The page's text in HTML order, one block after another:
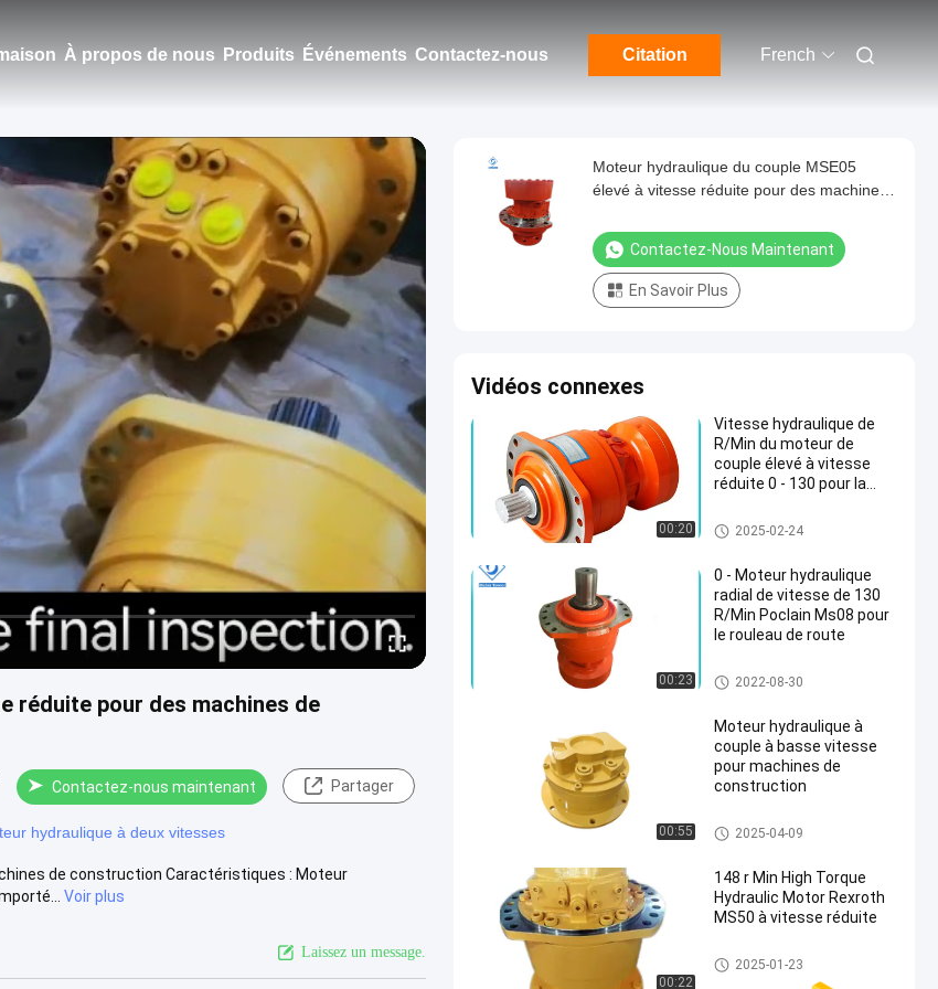
À propos de nous Produits Événements Contactez-nous Citation French
réduite pour des machines de
Contactez-nous maintenant Partager
hydraulique à deux vitesses
de construction Caractéristiques : Moteur
Voir plus
Laissez un message.
Moteur hydraulique du couple MSE05
élevé à vitesse réduite pour des machines
Contactez-Nous Maintenant
En Savoir Plus
Vidéos connexes
00:20
Vitesse hydraulique de
R/Min du moteur de
couple élevé à vitesse
réduite 0 - 130 pour la
Moteur hydraulique de couple
élevé à vitesse réduite
2025-02-24
00:23
0 - Moteur hydraulique
radial de vitesse de 130
R/Min Poclain Ms08 pour
le rouleau de route
Moteur hydraulique de couple
élevé à vitesse réduite
2022-08-30
00:55
Moteur hydraulique à
couple à basse vitesse
pour machines de
construction
Moteur hydraulique de couple
élevé à vitesse réduite
2025-04-09
00:22
148 r Min High Torque
Hydraulic Motor Rexroth
MS50 à vitesse réduite
Moteur hydraulique de couple
élevé à vitesse réduite
2025-01-23